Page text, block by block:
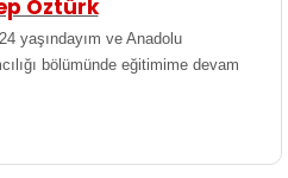
Öztürk
yaşındayım ve Anadolu
bölümünde eğitimime devam